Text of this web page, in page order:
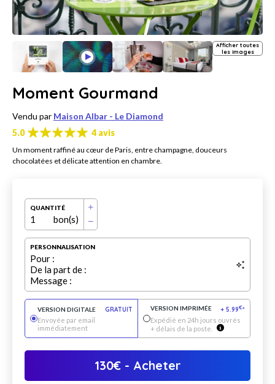
Afficher toutes
les images
Moment Gourmand
Vendu par Maison Albar - Le Diamond
5.0
4 avis
Un moment raffiné au cœur de Paris, entre champagne, douceurs
chocolatées et délicate attention en chambre.
QUANTITÉ
1 bon(s)
PERSONNALISATION
Pour :
De la part de :
Message :
VERSION DIGITALE
GRATUIT
Envoyée par email
immédiatement
VERSION IMPRIMÉE + 5.99€*
Expédié en 24h jours ouvrés
+ délais de la poste.
130€- Acheter